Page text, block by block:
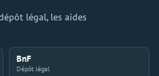
légal, les aides
BnF
Dépôt légal